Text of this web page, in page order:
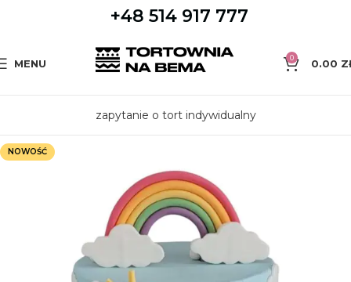
+48 514 917 777
MENU 0 0.00
zapytanie o tort indywidualny
NOWOŚĆ